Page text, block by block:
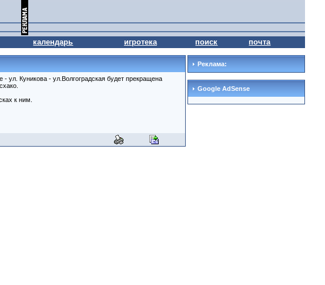
календарь игротека поиск почта
ул. Куникова - ул.Волгоградская будет прекращена
к ним.
Реклама:
Google AdSense